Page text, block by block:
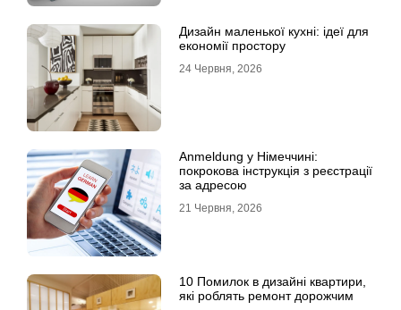
Дизайн маленької кухні: ідеї для
економії простору
24 Червня, 2026
Anmeldung у Німеччині:
покрокова інструкція з реєстрації
за адресою
21 Червня, 2026
10 Помилок в дизайні квартири,
які роблять ремонт дорожчим